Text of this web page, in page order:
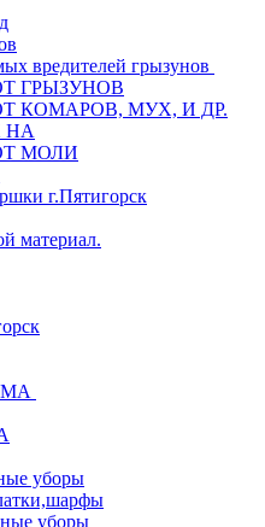
вредителей грызунов
ГРЫЗУНОВ
КОМАРОВ, МУХ, И ДР.
НА
МОЛИ
г.Пятигорск
материал.
уборы
уборы